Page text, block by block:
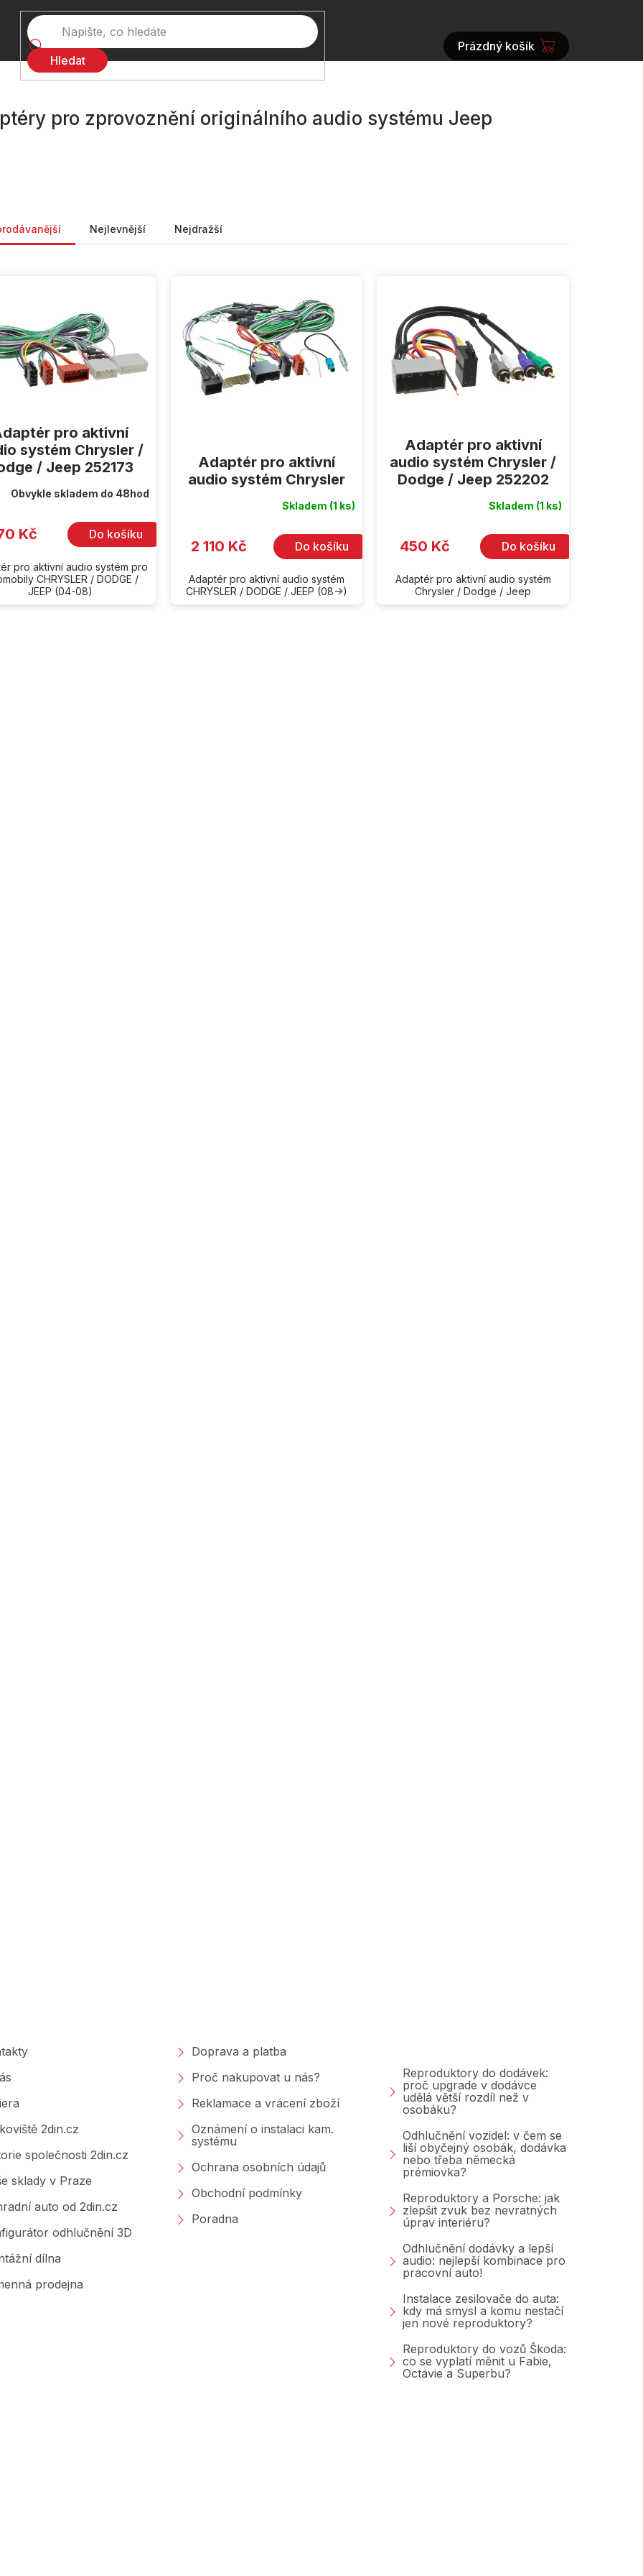
Hledat
NÁKUPNÍ
Prázdný košík
pro zprovoznění originálního audio systému Jeep
Nejlevnější Nejdražší
pro aktivní
systém Chrysler /
/ Jeep 252173
Obvykle skladem do 48hod
Kč Do košíku
pro aktivní audio systém pro
CHRYSLER / DODGE /
JEEP (04-08)
Adaptér pro aktivní
audio systém Chrysler
Skladem (1 ks)
2 110 Kč Do košíku
Adaptér pro aktivní audio systém
CHRYSLER / DODGE / JEEP (08->)
Adaptér pro aktivní
audio systém Chrysler /
Dodge / Jeep 252202
Skladem (1 ks)
450 Kč Do košíku
Adaptér pro aktivní audio systém
Chrysler / Dodge / Jeep
2din.cz
společnosti 2din.cz
sklady v Praze
auto od 2din.cz
odhlučnění 3D
dílna
prodejna
Doprava a platba
Proč nakupovat u nás?
Reklamace a vrácení zboží
Oznámení o instalaci kam.
systému
Ochrana osobních údajů
Obchodní podmínky
Poradna
Reproduktory do dodávek:
proč upgrade v dodávce
udělá větší rozdíl než v
osobáku?
Odhlučnění vozidel: v čem se
liší obyčejný osobák, dodávka
nebo třeba německá
prémiovka?
Reproduktory a Porsche: jak
zlepšit zvuk bez nevratných
úprav interiéru?
Odhlučnění dodávky a lepší
audio: nejlepší kombinace pro
pracovní auto!
Instalace zesilovače do auta:
kdy má smysl a komu nestačí
jen nové reproduktory?
Reproduktory do vozů Škoda:
co se vyplatí měnit u Fabie,
Octavie a Superbu?